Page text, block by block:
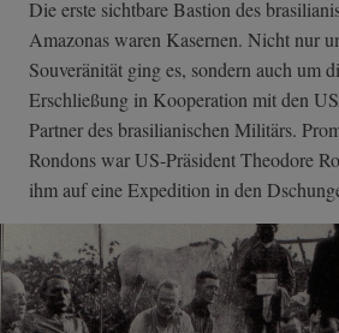
Die erste sichtbare Bastion des
Amazonas waren Kasernen. Nicht nur
Souveränität ging es, sondern auch um
Erschließung in Kooperation mit den
Partner des brasilianischen Militärs.
Rondons war US-Präsident Theodore
ihm auf eine Expedition in den